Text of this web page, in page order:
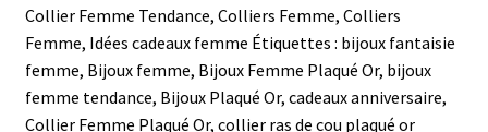
Collier Femme Tendance, Colliers Femme, Colliers
Femme, Idées cadeaux femme Étiquettes : bijoux fantaisie
femme, Bijoux femme, Bijoux Femme Plaqué Or, bijoux
femme tendance, Bijoux Plaqué Or, cadeaux anniversaire,
Collier Femme Plaqué Or, collier ras de cou plaqué or